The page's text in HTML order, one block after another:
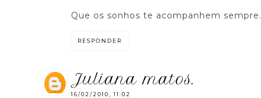
Que os sonhos te acompanhem sempre.
RESPONDER
juliana matos.
16/02/2010, 11:02